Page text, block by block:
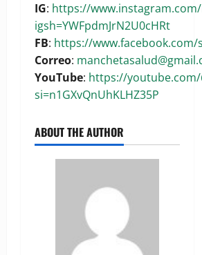
IG: https://
igsh=YWFpdmJrN2U0cHRt
FB: https://www.facebook.com/
Correo:
YouTube: https://youtube.com/
si=n1GXvQnUhKLHZ35P
ABOUT THE AUTHOR